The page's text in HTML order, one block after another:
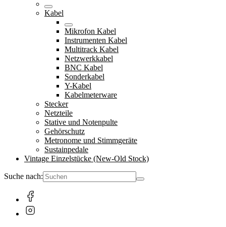
Kabel
Mikrofon Kabel
Instrumenten Kabel
Multitrack Kabel
Netzwerkkabel
BNC Kabel
Sonderkabel
Y-Kabel
Kabelmeterware
Stecker
Netzteile
Stative und Notenpulte
Gehörschutz
Metronome und Stimmgeräte
Sustainpedale
Vintage Einzelstücke (New-Old Stock)
Suche nach: